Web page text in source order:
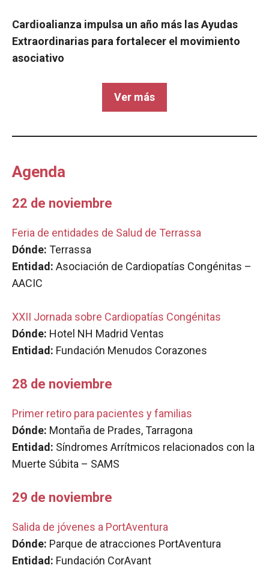
Cardioalianza impulsa un año más las Ayudas
Extraordinarias para fortalecer el movimiento
asociativo
Ver más
Agenda
22 de noviembre
Feria de entidades de Salud de Terrassa
Dónde: Terrassa
Entidad: Asociación de Cardiopatías Congénitas –
AACIC
XXII Jornada sobre Cardiopatías Congénitas
Dónde: Hotel NH Madrid Ventas
Entidad: Fundación Menudos Corazones
28 de noviembre
Primer retiro para pacientes y familias
Dónde: Montaña de Prades, Tarragona
Entidad: Síndromes Arrítmicos relacionados con la
Muerte Súbita – SAMS
29 de noviembre
Salida de jóvenes a PortAventura
Dónde: Parque de atracciones PortAventura
Entidad: Fundación CorAvant